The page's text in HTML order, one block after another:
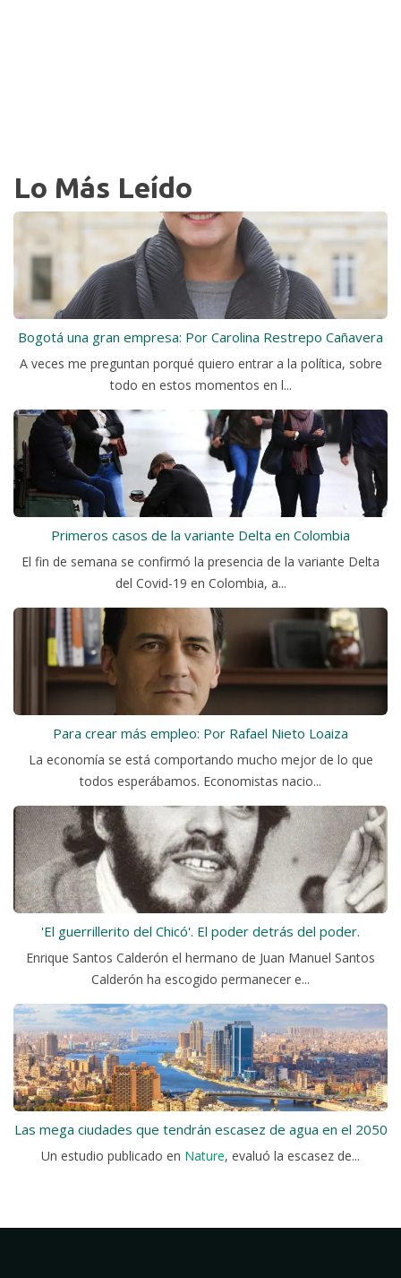
Lo Más Leído
Bogotá una gran empresa: Por Carolina Restrepo Cañavera
A veces me preguntan porqué quiero entrar a la política, sobre
todo en estos momentos en l...
Primeros casos de la variante Delta en Colombia
El fin de semana se confirmó la presencia de la variante Delta
del Covid-19 en Colombia, a...
Para crear más empleo: Por Rafael Nieto Loaiza
La economía se está comportando mucho mejor de lo que
todos esperábamos. Economistas nacio...
'El guerrillerito del Chicó'. El poder detrás del poder.
Enrique Santos Calderón el hermano de Juan Manuel Santos
Calderón ha escogido permanecer e...
Las mega ciudades que tendrán escasez de agua en el 2050
Un estudio publicado en Nature, evaluó la escasez de...